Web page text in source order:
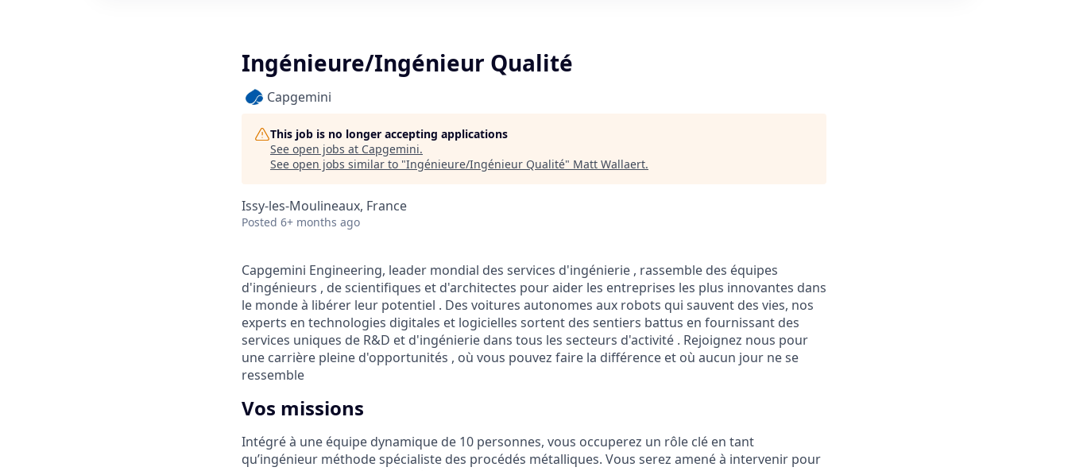
Ingénieure/Ingénieur Qualité
Capgemini
This job is no longer accepting applications
See open jobs at Capgemini.
See open jobs similar to "Ingénieure/Ingénieur Qualité" Matt Wallaert.
Issy-les-Moulineaux, France
Posted 6+ months ago
Capgemini Engineering, leader mondial des services d'ingénierie , rassemble des équipes
d'ingénieurs , de scientifiques et d'architectes pour aider les entreprises les plus innovantes dans
le monde à libérer leur potentiel . Des voitures autonomes aux robots qui sauvent des vies, nos
experts en technologies digitales et logicielles sortent des sentiers battus en fournissant des
services uniques de R&D et d'ingénierie dans tous les secteurs d'activité . Rejoignez nous pour
une carrière pleine d'opportunités , où vous pouvez faire la différence et où aucun jour ne se
ressemble
Vos missions
Intégré à une équipe dynamique de 10 personnes, vous occuperez un rôle clé en tant
qu’ingénieur méthode spécialiste des procédés métalliques. Vous serez amené à intervenir pour